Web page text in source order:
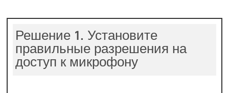
Решение 1. Установите
правильные разрешения на
доступ к микрофону